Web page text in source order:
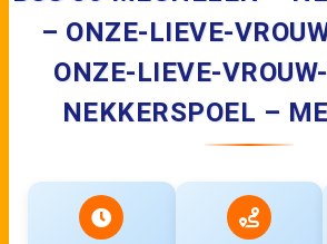
– ONZE-LIEVE-
ONZE-LIEVE-
NEKKERSPOEL –